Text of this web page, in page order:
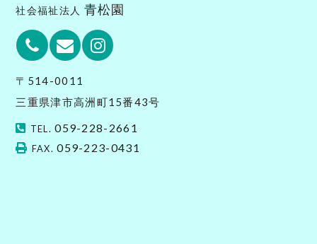
社会福祉法人 青松園
PhoneEmailInstagram
〒514-0011
三重県津市高洲町15番43号
TEL. 059-228-2661
FAX. 059-223-0431